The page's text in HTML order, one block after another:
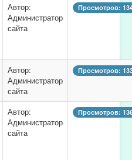
Автор:
Администратор
сайта
Просмотров:
Автор:
Администратор
сайта
Просмотров:
Автор:
Администратор
сайта
Просмотров: